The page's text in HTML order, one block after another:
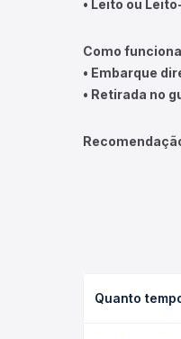
• Leito ou
Como
• Embarque
• Retirada no
Quanto